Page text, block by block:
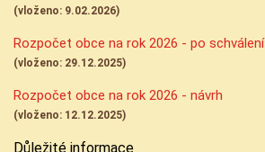
(vloženo: 9.02.2026)
Rozpočet obce na rok 2026 - po schválení
(vloženo: 29.12.2025)
Rozpočet obce na rok 2026 - návrh
(vloženo: 12.12.2025)
Důležité informace